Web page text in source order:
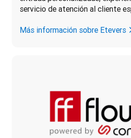
servicio de atención al cliente
Más información sobre Etevers